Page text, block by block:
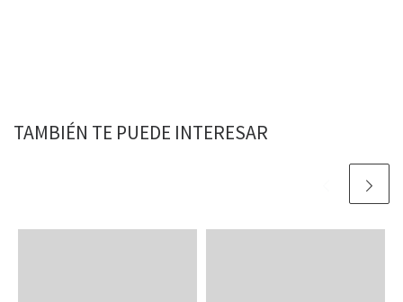
TAMBIÉN TE PUEDE INTERESAR